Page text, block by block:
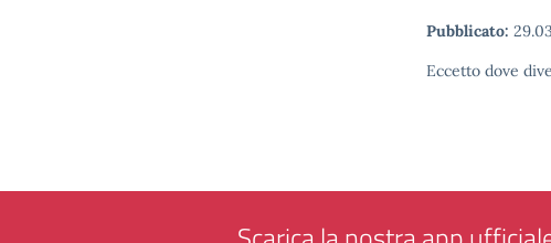
Pubblicato:
Eccetto dove